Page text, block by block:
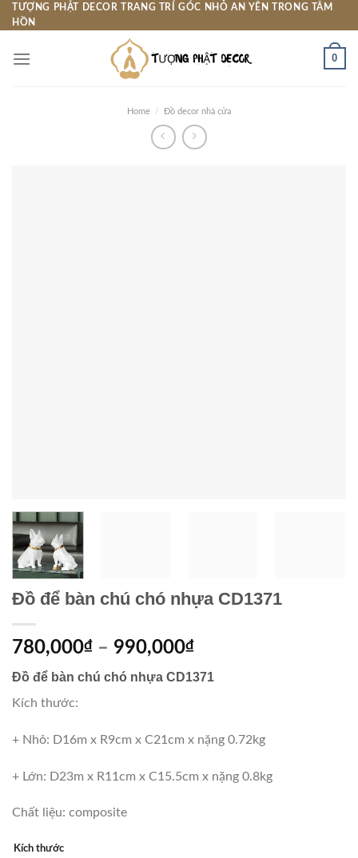
Skip
to
TƯỢNG PHẬT DECOR TRANG TRÍ GÓC NHỎ AN YÊN TRONG TÂM
HỒN
0
Home / Đồ decor nhà cửa
Đồ để bàn chú chó nhựa CD1371
780,000₫ – 990,000₫
Đồ để bàn chú chó nhựa CD1371
Kích thước:
+ Nhỏ: D16m x R9cm x C21cm x nặng 0.72kg
+ Lớn: D23m x R11cm x C15.5cm x nặng 0.8kg
Chất liệu: composite
Kích thước